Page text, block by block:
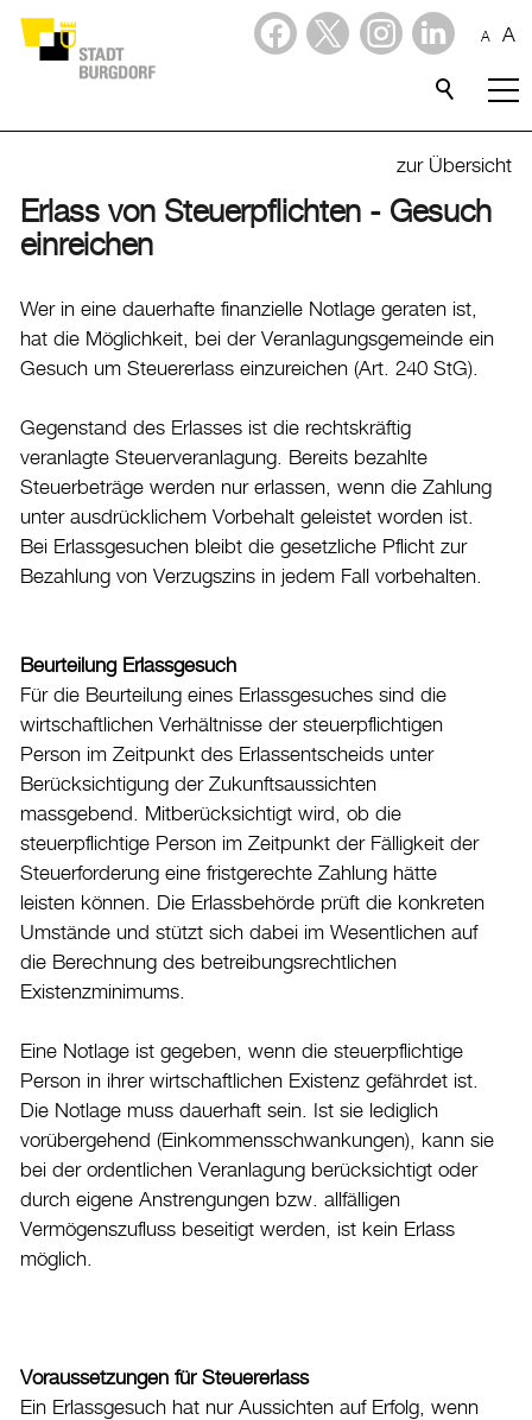
A A
Verwaltung & Politik
Stadtverwaltung
Organigramm
Onlineschalter
Dienstleistungen
Formulare
Datenschutz
Politik
Wirtschaft
Aktuelles
Burgdorf baut
Home
Öffnungszeiten & Kontakt
Veranstaltungskalender
Login
zur Übersicht
Erlass von Steuerpflichten - Gesuch
einreichen
Wer in eine dauerhafte finanzielle Notlage geraten ist,
hat die Möglichkeit, bei der Veranlagungsgemeinde ein
Gesuch um Steuererlass einzureichen (Art. 240 StG).
Gegenstand des Erlasses ist die rechtskräftig
veranlagte Steuerveranlagung. Bereits bezahlte
Steuerbeträge werden nur erlassen, wenn die Zahlung
unter ausdrücklichem Vorbehalt geleistet worden ist.
Bei Erlassgesuchen bleibt die gesetzliche Pflicht zur
Bezahlung von Verzugszins in jedem Fall vorbehalten.
Beurteilung Erlassgesuch
Für die Beurteilung eines Erlassgesuches sind die
wirtschaftlichen Verhältnisse der steuerpflichtigen
Person im Zeitpunkt des Erlassentscheids unter
Berücksichtigung der Zukunftsaussichten
massgebend. Mitberücksichtigt wird, ob die
steuerpflichtige Person im Zeitpunkt der Fälligkeit der
Steuerforderung eine fristgerechte Zahlung hätte
leisten können. Die Erlassbehörde prüft die konkreten
Umstände und stützt sich dabei im Wesentlichen auf
die Berechnung des betreibungsrechtlichen
Existenzminimums.
Eine Notlage ist gegeben, wenn die steuerpflichtige
Person in ihrer wirtschaftlichen Existenz gefährdet ist.
Die Notlage muss dauerhaft sein. Ist sie lediglich
vorübergehend (Einkommensschwankungen), kann sie
bei der ordentlichen Veranlagung berücksichtigt oder
durch eigene Anstrengungen bzw. allfälligen
Vermögenszufluss beseitigt werden, ist kein Erlass
möglich.
Voraussetzungen für Steuererlass
Ein Erlassgesuch hat nur Aussichten auf Erfolg, wenn